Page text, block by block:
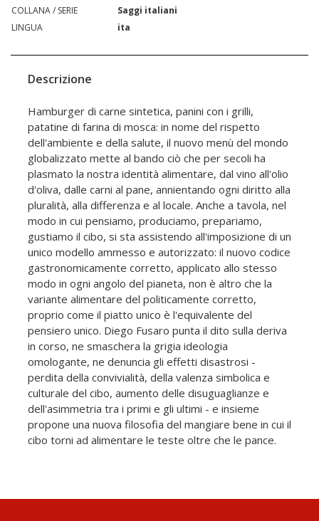
COLLANA / SERIE
Saggi italiani
LINGUA
ita
Descrizione
Hamburger di carne sintetica, panini con i grilli,
patatine di farina di mosca: in nome del rispetto
dell'ambiente e della salute, il nuovo menù del mondo
globalizzato mette al bando ciò che per secoli ha
plasmato la nostra identità alimentare, dal vino all'olio
d'oliva, dalle carni al pane, annientando ogni diritto alla
pluralità, alla differenza e al locale. Anche a tavola, nel
modo in cui pensiamo, produciamo, prepariamo,
gustiamo il cibo, si sta assistendo all'imposizione di un
unico modello ammesso e autorizzato: il nuovo codice
gastronomicamente corretto, applicato allo stesso
modo in ogni angolo del pianeta, non è altro che la
variante alimentare del politicamente corretto,
proprio come il piatto unico è l'equivalente del
pensiero unico. Diego Fusaro punta il dito sulla deriva
in corso, ne smaschera la grigia ideologia
omologante, ne denuncia gli effetti disastrosi -
perdita della convivialità, della valenza simbolica e
culturale del cibo, aumento delle disuguaglianze e
dell'asimmetria tra i primi e gli ultimi - e insieme
propone una nuova filosofia del mangiare bene in cui il
cibo torni ad alimentare le teste oltre che le pance.